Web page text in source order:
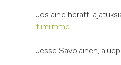
Jos aihe herätti
tiimiimme.
Jesse Savolainen,